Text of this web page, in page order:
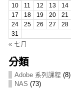
10
11 12 13 14
17
18 19 20 21
24
25 26 27 28
31
« 七月
分類
Adobe 系列課程 (8)
NAS (73)